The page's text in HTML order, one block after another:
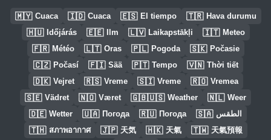
🇲🇾 Cuaca 🇮🇩 Cuaca 🇪🇸 El tiempo 🇹🇷 Hava durumu
🇭🇺 Időjárás 🇪🇪 Ilm 🇱🇻 Laikapstākļi 🇮🇹 Meteo
🇫🇷 Météo 🇱🇹 Oras 🇵🇱 Pogoda 🇸🇰 Počasie
🇨🇿 Počasí 🇫🇮 Sää 🇵🇹 Tempo 🇻🇳 Thời tiết
🇩🇰 Vejret 🇷🇸 Vreme 🇸🇮 Vreme 🇷🇴 Vremea
🇸🇪 Vädret 🇳🇴 Været 🇬🇧🇺🇸 Weather 🇳🇱 Weer
🇩🇪 Wetter 🇺🇦 Погода 🇷🇺 Погода 🇸🇦 الطقس
🇹🇭 สภาพอากาศ 🇯🇵 天気 🇭🇰 天氣 🇹🇼 天氣預報